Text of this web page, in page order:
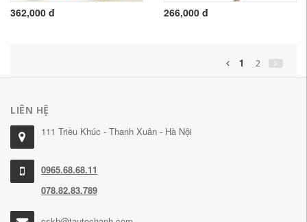
362,000 đ 266,000 đ
1 2
LIÊN HỆ
111 Triều Khúc - Thanh Xuân - Hà Nội
0965.68.68.11
078.82.83.789